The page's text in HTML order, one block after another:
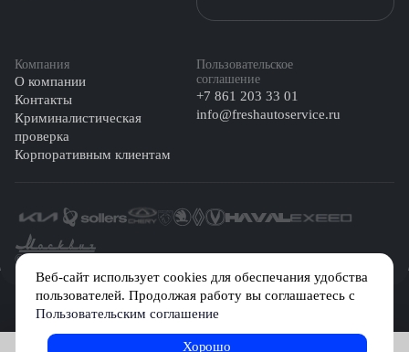
Веб-сайт использует cookies для обеспечания удобства
пользователей. Продолжая работу вы соглашаетесь с
Пользовательским соглашение
Хорошо
Компания
О компании
Контакты
Криминалистическая
проверка
Корпоративным клиентам
Пользовательское
соглашение
+7 861 203 33 01
info@freshautoservice.ru
©️ 2026 Fresh Auto
Сетевое издание «Первый автомобильный маркетплейс» зарегистрировано
Решением Федеральной службы по надзору в сфере связи, информационных
технологий и массовых коммуникаций (Роскомнадзор) № Эл № ФС77-84512 от
29 декабря 2022 г.